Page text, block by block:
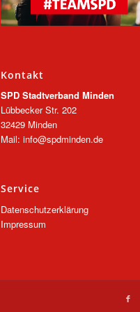
Kontakt
SPD Stadtverband Minden
Lübbecker Str. 202
32429 Minden
Mail: info@spdminden.de
Service
Datenschutzerklärung
Impressum